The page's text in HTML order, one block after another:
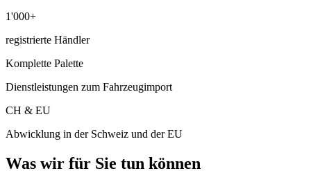
1'000+
registrierte Händler
Komplette Palette
Dienstleistungen zum Fahrzeugimport
CH & EU
Abwicklung in der Schweiz und der EU
Was wir für Sie tun können